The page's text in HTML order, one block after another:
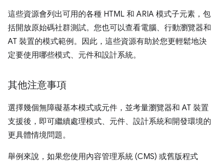
這些資源會列出可用的各種 HTML 和 ARIA 模式子元素，包
括開放原始碼社群測試。您也可以查看電腦、行動瀏覽器和
AT 裝置的模式範例。因此，這些資源有助於您更輕鬆地決
定要使用哪些模式、元件和設計系統。
其他注意事項
選擇幾個無障礙基本模式或元件，並考量瀏覽器和 AT 裝置
支援後，即可繼續處理模式、元件、設計系統和開發環境的
更具體情境問題。
舉例來說，如果您使用內容管理系統 (CMS) 或舊版程式